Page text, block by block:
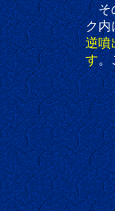
その深
ク内に残
逆噴出して
す。